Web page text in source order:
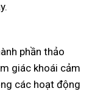
phần thảo
giác khoái cảm
các hoạt động